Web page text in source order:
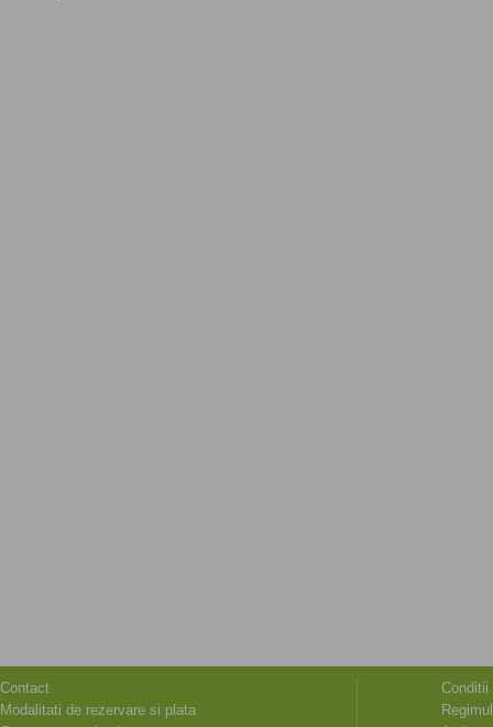
Contact
Modalitati de rezervare si plata
Conditii